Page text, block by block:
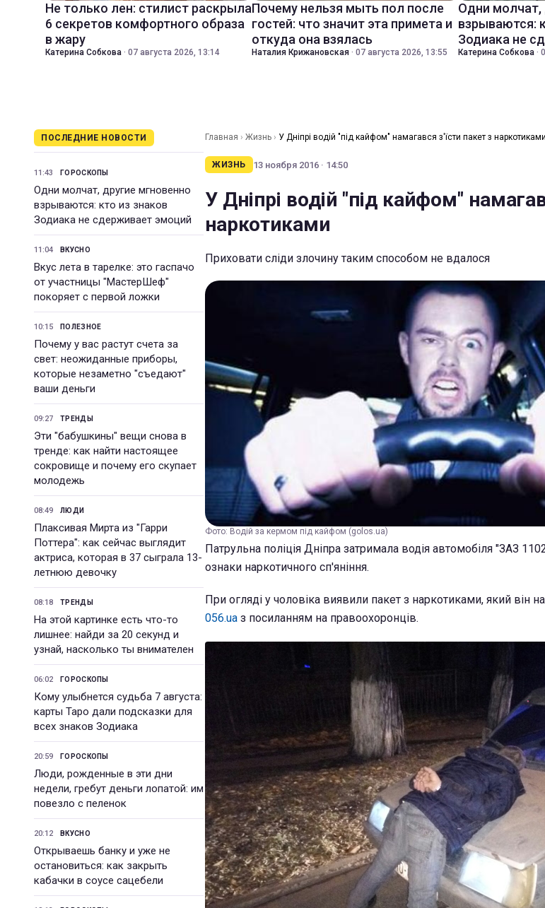
Не только лен: стилист раскрыла
6 секретов комфортного образа
в жару
Катерина Собкова · 07 августа 2026, 13:14
Почему нельзя мыть пол после
гостей: что значит эта примета и
откуда она взялась
Наталия Крижановская · 07 августа 2026, 13:55
Одни молчат,
взрываются:
Зодиака не
Катерина Собкова ·
ПОСЛЕДНИЕ НОВОСТИ
11:43 ГОРОСКОПЫ
Одни молчат, другие мгновенно
взрываются: кто из знаков
Зодиака не сдерживает эмоций
11:04 ВКУСНО
Вкус лета в тарелке: это гаспачо
от участницы "МастерШеф"
покоряет с первой ложки
10:15 ПОЛЕЗНОЕ
Почему у вас растут счета за
свет: неожиданные приборы,
которые незаметно "съедают"
ваши деньги
09:27 ТРЕНДЫ
Эти "бабушкины" вещи снова в
тренде: как найти настоящее
сокровище и почему его скупает
молодежь
08:49 ЛЮДИ
Плаксивая Мирта из "Гарри
Поттера": как сейчас выглядит
актриса, которая в 37 сыграла 13-
летнюю девочку
08:18 ТРЕНДЫ
На этой картинке есть что-то
лишнее: найди за 20 секунд и
узнай, насколько ты внимателен
06:02 ГОРОСКОПЫ
Кому улыбнется судьба 7 августа:
карты Таро дали подсказки для
всех знаков Зодиака
20:59 ГОРОСКОПЫ
Люди, рожденные в эти дни
недели, гребут деньги лопатой: им
повезло с пеленок
20:12 ВКУСНО
Открываешь банку и уже не
остановиться: как закрыть
кабачки в соусе сацебели
Главная › Жизнь › У Дніпрі водій "під кайфом" намагався з'їсти пакет з наркотиками
ЖИЗНЬ 13 ноября 2016 · 14:50
У Дніпрі водій "під кайфом"
наркотиками
Приховати сліди злочину таким способом не вдалося
Фото: Водій за кермом під кайфом (golos.ua)
Патрульна поліція Дніпра затримала водія автомобіля "ЗАЗ
ознаки наркотичного сп'яніння.
При огляді у чоловіка виявили пакет з наркотиками, який він
056.ua з посиланням на правоохоронців.